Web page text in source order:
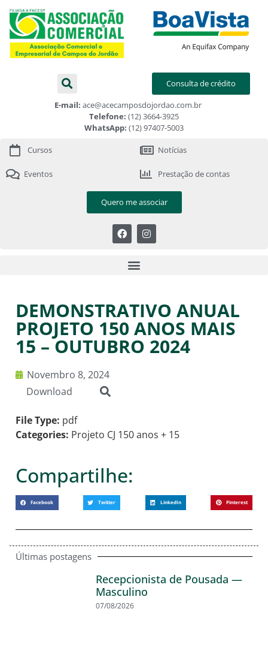
Consulta de crédito
E-mail: ace@acecamposdojordao.com.br
Telefone: (12) 3664-3925
WhatsApp: (12) 97407-5003
Cursos Notícias
Eventos Prestação de contas
Quero me associar
DEMONSTRATIVO ANUAL
PROJETO 150 ANOS MAIS
15 – OUTUBRO 2024
Novembro 8, 2024
Download
File Type: pdf
Categories: Projeto CJ 150 anos + 15
Compartilhe:
Facebook Twitter LinkedIn Pinterest
Últimas postagens
Recepcionista de Pousada —
Masculino
07/08/2026